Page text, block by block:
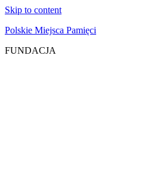
Skip to content
Polskie Miejsca Pamięci
FUNDACJA